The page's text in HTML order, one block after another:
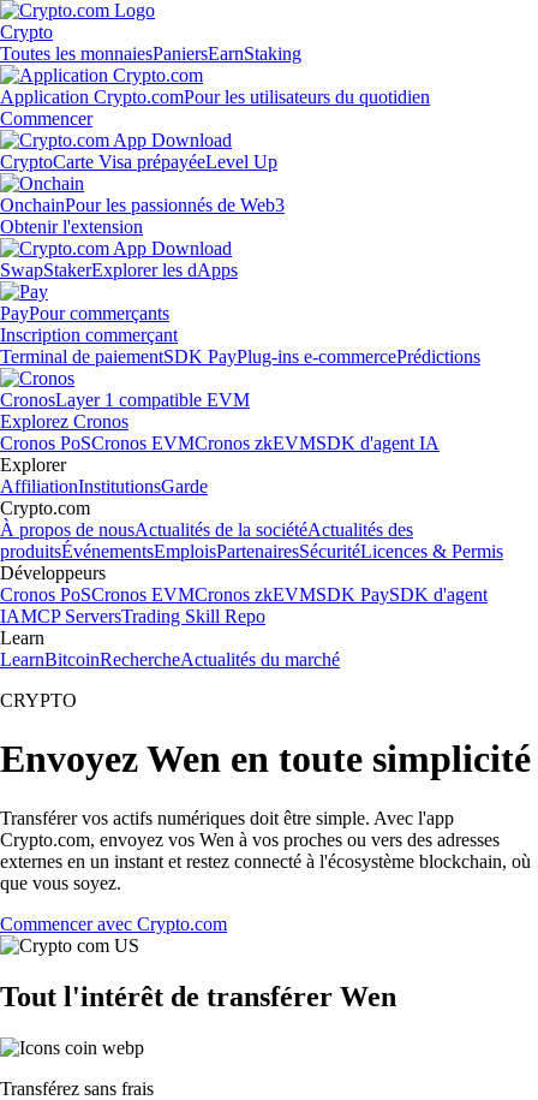
Crypto
Toutes les monnaiesPaniersEarnStaking
Application Crypto.comPour les utilisateurs du quotidien
Commencer
CryptoCarte Visa prépayéeLevel Up
OnchainPour les passionnés de Web3
Obtenir l'extension
SwapStakerExplorer les dApps
PayPour commerçants
Inscription commerçant
Terminal de paiementSDK PayPlug-ins e-commercePrédictions
CronosLayer 1 compatible EVM
Explorez Cronos
Cronos PoSCronos EVMCronos zkEVMSDK d'agent IA
Explorer
AffiliationInstitutionsGarde
Crypto.com
À propos de nousActualités de la sociétéActualités des
produitsÉvénementsEmploisPartenairesSécuritéLicences & Permis
Développeurs
Cronos PoSCronos EVMCronos zkEVMSDK PaySDK d'agent
IAMCP ServersTrading Skill Repo
Learn
LearnBitcoinRechercheActualités du marché
CRYPTO
Envoyez Wen en toute simplicité
Transférer vos actifs numériques doit être simple. Avec l'app
Crypto.com, envoyez vos Wen à vos proches ou vers des adresses
externes en un instant et restez connecté à l'écosystème blockchain, où
que vous soyez.
Commencer avec Crypto.com
Tout l'intérêt de transférer Wen
Transférez sans frais